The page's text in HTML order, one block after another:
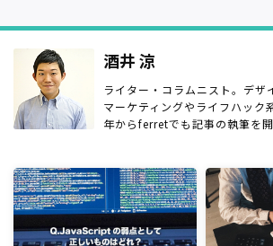
酒井 涼
ライター・コラムニスト。デザ
マーケティングやライフハック
年からferretでも記事の執筆を開